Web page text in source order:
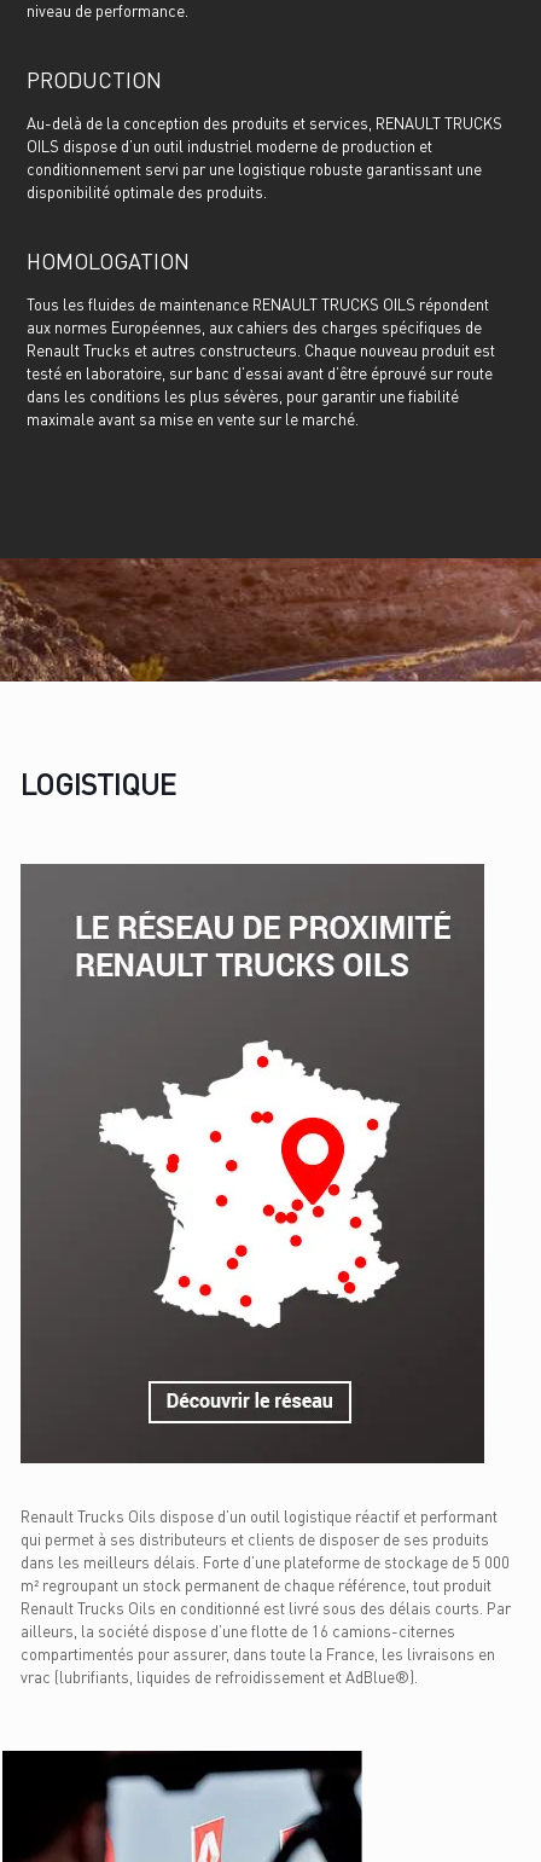
niveau de performance.
PRODUCTION
Au-delà de la conception des produits et services, RENAULT TRUCKS
OILS dispose d’un outil industriel moderne de production et
conditionnement servi par une logistique robuste garantissant une
disponibilité optimale des produits.
HOMOLOGATION
Tous les fluides de maintenance RENAULT TRUCKS OILS répondent
aux normes Européennes, aux cahiers des charges spécifiques de
Renault Trucks et autres constructeurs. Chaque nouveau produit est
testé en laboratoire, sur banc d’essai avant d’être éprouvé sur route
dans les conditions les plus sévères, pour garantir une fiabilité
maximale avant sa mise en vente sur le marché.
LOGISTIQUE
Renault Trucks Oils dispose d’un outil logistique réactif et performant
qui permet à ses distributeurs et clients de disposer de ses produits
dans les meilleurs délais. Forte d’une plateforme de stockage de 5 000
m² regroupant un stock permanent de chaque référence, tout produit
Renault Trucks Oils en conditionné est livré sous des délais courts. Par
ailleurs, la société dispose d’une flotte de 16 camions-citernes
compartimentés pour assurer, dans toute la France, les livraisons en
vrac (lubrifiants, liquides de refroidissement et AdBlue®).